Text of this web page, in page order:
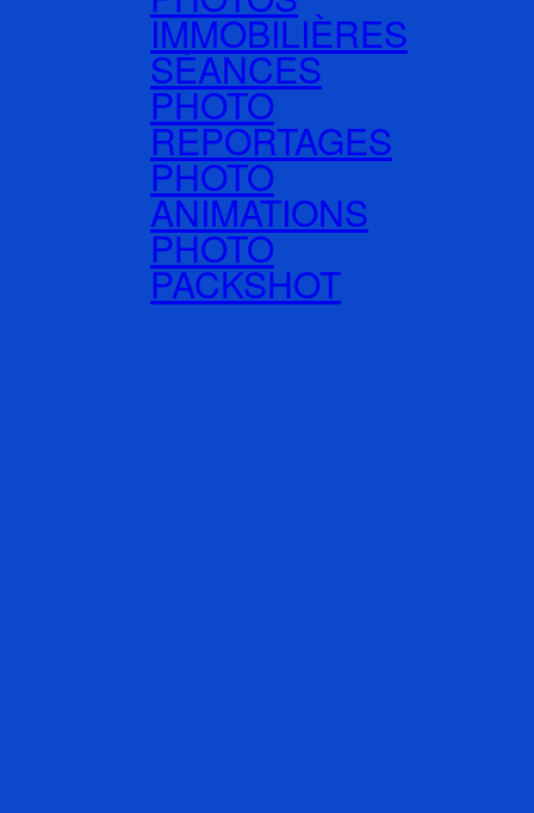
IMMOBILIÈRES
SÉANCES
PHOTO
REPORTAGES
PHOTO
ANIMATIONS
PHOTO
PACKSHOT